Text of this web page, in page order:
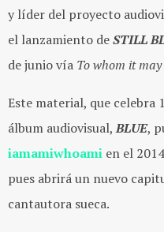
y líder del proyecto
el lanzamiento deSTILL
de junio vía To whom it
Este material, que celebra
álbum audiovisual,BLUE,
iamamiwhoami en el
pues abrirá un nuevo
cantautora sueca.